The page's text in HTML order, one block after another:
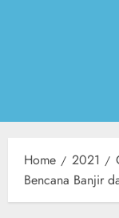
Home 2021
Bencana Banjir